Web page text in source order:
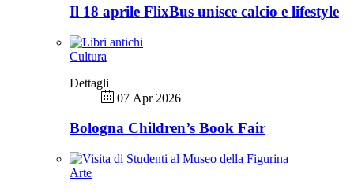
Il 18 aprile FlixBus unisce calcio e lifestyle
Cultura
Dettagli
07 Apr 2026
Bologna Children’s Book Fair
Arte